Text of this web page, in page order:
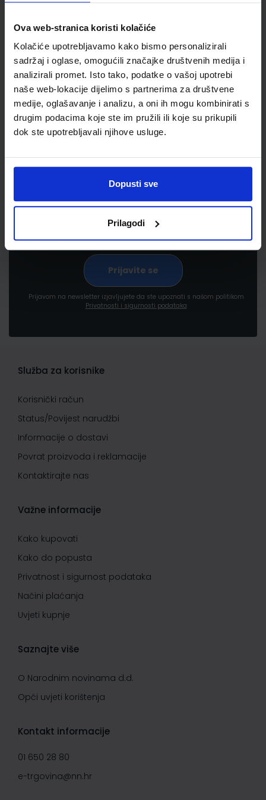
Ova web-stranica koristi kolačiće
Kolačiće upotrebljavamo kako bismo personalizirali
sadržaj i oglase, omogućili značajke društvenih medija i
analizirali promet. Isto tako, podatke o vašoj upotrebi
naše web-lokacije dijelimo s partnerima za društvene
medije, oglašavanje i analizu, a oni ih mogu kombinirati s
drugim podacima koje ste im pružili ili koje su prikupili
dok ste upotrebljavali njihove usluge.
Dopusti sve
Prilagodi
Newsletter prijava
Prijavite se kako bi primali informacije o novim
proizvodima i uslugama, akcijama i drugim
Prijavom na newsletter izjavljujete da ste upoznati s našom politikom
Privatnosti i sigurnosti podataka
Služba za korisnike
Korisnički račun
Status/Povijest narudžbi
Informacije o dostavi
Povrat proizvoda i reklamacije
Kontaktirajte nas
Važne informacije
Kako kupovati
Kako do popusta
Privatnost i sigurnost podataka
Načini plaćanja
Uvjeti kupnje
Saznajte više
O Narodnim novinama d.d.
Opći uvjeti korištenja
Kontakt informacije
01 650 28 80
e-trgovina@nn.hr